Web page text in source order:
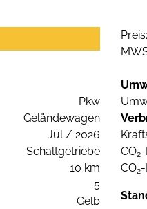
Preis:
Pkw
Geländewagen
Jul / 2026
Schaltgetriebe
10 km
5
Gelb
CO2
CO2